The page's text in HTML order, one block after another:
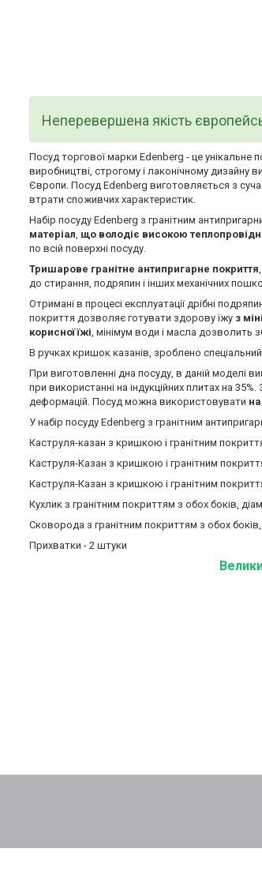
Неперевершена якість
Посуд торгової марки Edenberg - це унікальне
виробництві, строгому і лаконічному дизайну
Європи. Посуд Edenberg виготовляється з
втрати споживчих характеристик.
Набір посуду Edenberg з гранітним
матеріал, що володіє високою
по всій поверхні посуду.
Тришарове гранітне антипригарне покриття
до стирання, подряпин і інших механічних
Отримані в процесі експлуатації дрібні
покриття дозволяє готувати здорову їжу з
корисної їжі, мінімум води і масла дозволить
В ручках кришок казанів, зроблено
При виготовленні дна посуду, в даній моделі
при використанні на індукційних плитах на
деформацій. Посуд можна використовувати
У набір посуду Edenberg з гранітним
Каструля-казан з кришкою і гранітним
Каструля-Казан з кришкою і гранітним
Каструля-Казан з кришкою і гранітним
Кухлик з гранітним покриттям з обох боків,
Сковорода з гранітним покриттям з обох
Прихватки - 2 штуки